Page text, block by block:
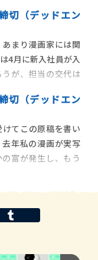
Ｗが無関係という
くるらしい五月病
そうした季節病に
ルシーズンいつで
切（デッドエン
まり漫画家には関
4月に新入社員が入
が、担当の交代は
ば、春を待たずに
連載はどの時期で
だ。そもそも漫画
的企業とは相容れな
切（デッドエン
てこの原稿を書い
年私の漫画が実写
富が発生し、もう
たのだが、現実は
失調などにより永